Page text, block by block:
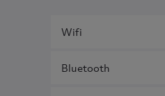
Wifi
Bluetooth